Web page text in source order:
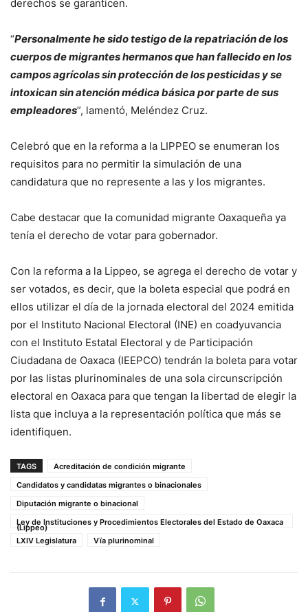
derechos se garanticen.
“Personalmente he sido testigo de la repatriación de los
cuerpos de migrantes hermanos que han fallecido en los
campos agrícolas sin protección de los pesticidas y se
intoxican sin atención médica básica por parte de sus
empleadores”, lamentó, Meléndez Cruz.
Celebró que en la reforma a la LIPPEO se enumeran los
requisitos para no permitir la simulación de una
candidatura que no represente a las y los migrantes.
Cabe destacar que la comunidad migrante Oaxaqueña ya
tenía el derecho de votar para gobernador.
Con la reforma a la Lippeo, se agrega el derecho de votar y
ser votados, es decir, que la boleta especial que podrá en
ellos utilizar el día de la jornada electoral del 2024 emitida
por el Instituto Nacional Electoral (INE) en coadyuvancia
con el Instituto Estatal Electoral y de Participación
Ciudadana de Oaxaca (IEEPCO) tendrán la boleta para votar
por las listas plurinominales de una sola circunscripción
electoral en Oaxaca para que tengan la libertad de elegir la
lista que incluya a la representación política que más se
identifiquen.
TAGS
Acreditación de condición migrante
Candidatos y candidatas migrantes o binacionales
Diputación migrante o binacional
Ley de Instituciones y Procedimientos Electorales del Estado de Oaxaca
(Lippeo)
LXIV Legislatura
Vïa plurinominal